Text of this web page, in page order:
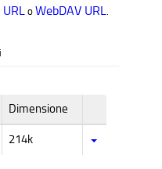
URL o WebDAV URL.
Dimensione
214k